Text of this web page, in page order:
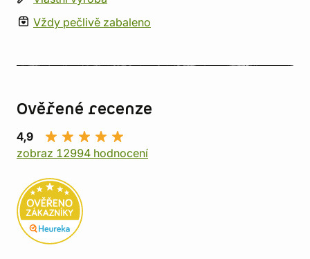
Vždy pečlivě zabaleno
Ověřené recenze
4,9
zobraz 12994 hodnocení